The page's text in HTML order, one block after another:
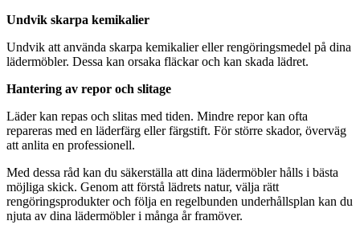
Undvik skarpa kemikalier
Undvik att använda skarpa kemikalier eller rengöringsmedel på dina
lädermöbler. Dessa kan orsaka fläckar och kan skada lädret.
Hantering av repor och slitage
Läder kan repas och slitas med tiden. Mindre repor kan ofta
repareras med en läderfärg eller färgstift. För större skador, överväg
att anlita en professionell.
Med dessa råd kan du säkerställa att dina lädermöbler hålls i bästa
möjliga skick. Genom att förstå lädrets natur, välja rätt
rengöringsprodukter och följa en regelbunden underhållsplan kan du
njuta av dina lädermöbler i många år framöver.